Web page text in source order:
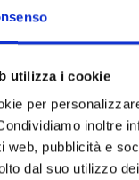
utilizza i cookie
per
inoltre
web, pubblicità e
dal suo utilizzo
€ 5,50